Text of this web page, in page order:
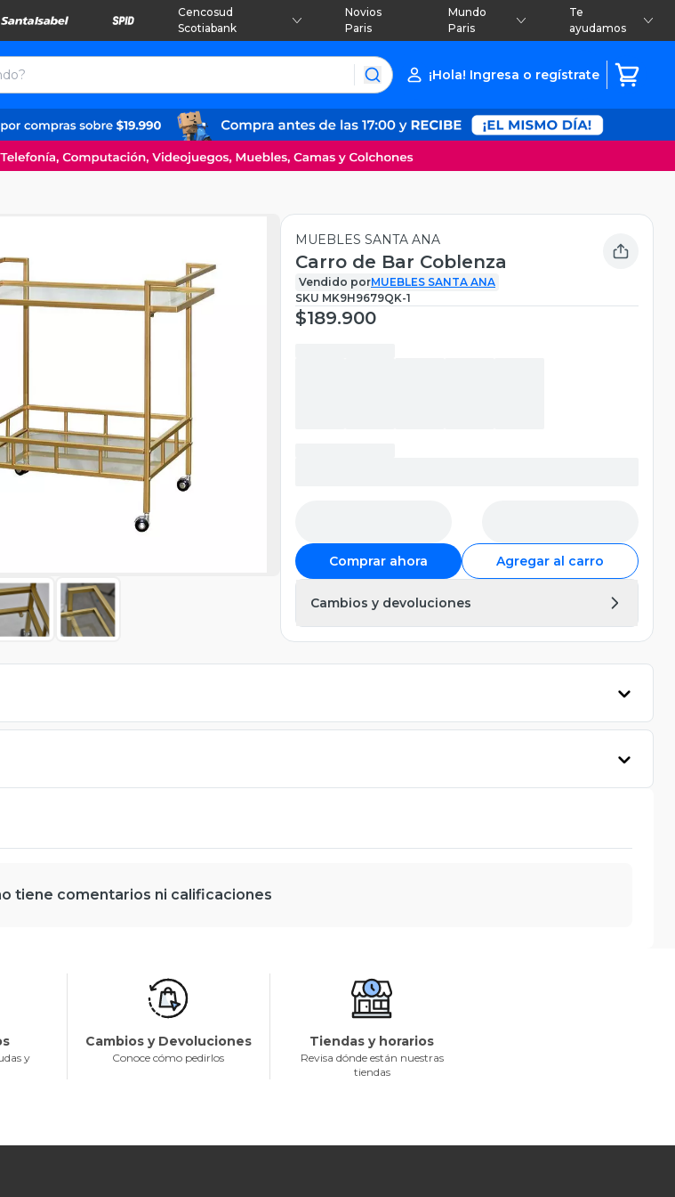
Cencosud
Scotiabank
Novios
Paris
Mundo
Paris
Te
ayudamos
¡Hola! Ingresa o regístrate
MUEBLES SANTA ANA
Carro de Bar Coblenza
Vendido porMUEBLES SANTA ANA
SKU MK9H9679QK-1
$189.900
Comprar ahora Agregar al carro
Cambios y devoluciones
tiene comentarios ni calificaciones
y
Cambios y Devoluciones
Conoce cómo pedirlos
Tiendas y horarios
Revisa dónde están nuestras
tiendas